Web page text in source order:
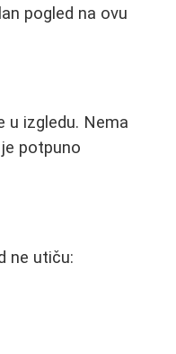
pogled na ovu
u izgledu. Nema
potpuno
ne utiču: